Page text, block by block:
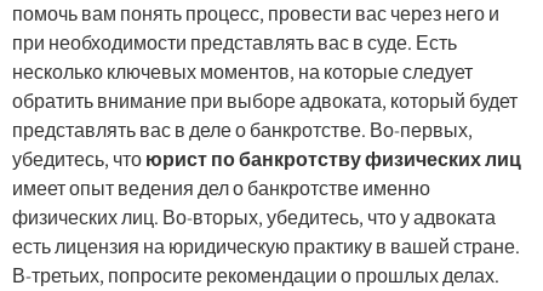
помочь вам понять процесс, провести вас через него и
при необходимости представлять вас в суде. Есть
несколько ключевых моментов, на которые следует
обратить внимание при выборе адвоката, который будет
представлять вас в деле о банкротстве. Во-первых,
убедитесь, чтоюрист по банкротству физических лиц
имеет опыт ведения дел о банкротстве именно
физических лиц. Во-вторых, убедитесь, что у адвоката
есть лицензия на юридическую практику в вашей стране.
В-третьих, попросите рекомендации о прошлых делах.